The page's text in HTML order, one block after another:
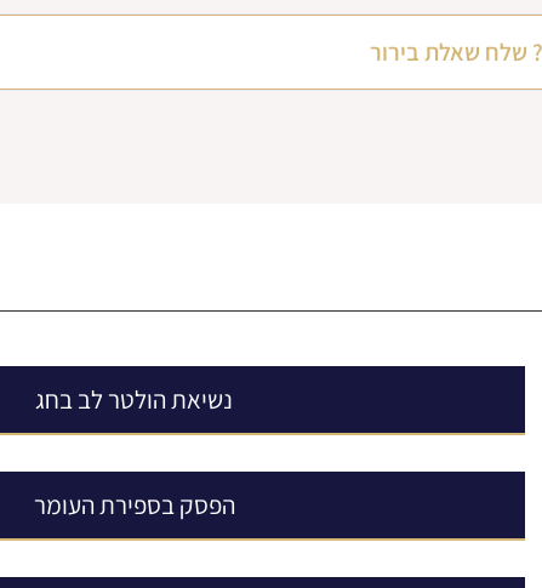
שלח שאלת בירור
נשיאת הולטר לב בחג
הפסק בספירת העומר